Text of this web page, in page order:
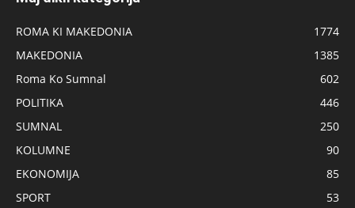
ROMA KI MAKEDONIA
1774
MAKEDONIA
1385
Roma Ko Sumnal
602
POLITIKA
446
SUMNAL
250
KOLUMNE
90
EKONOMIJA
85
SPORT
53